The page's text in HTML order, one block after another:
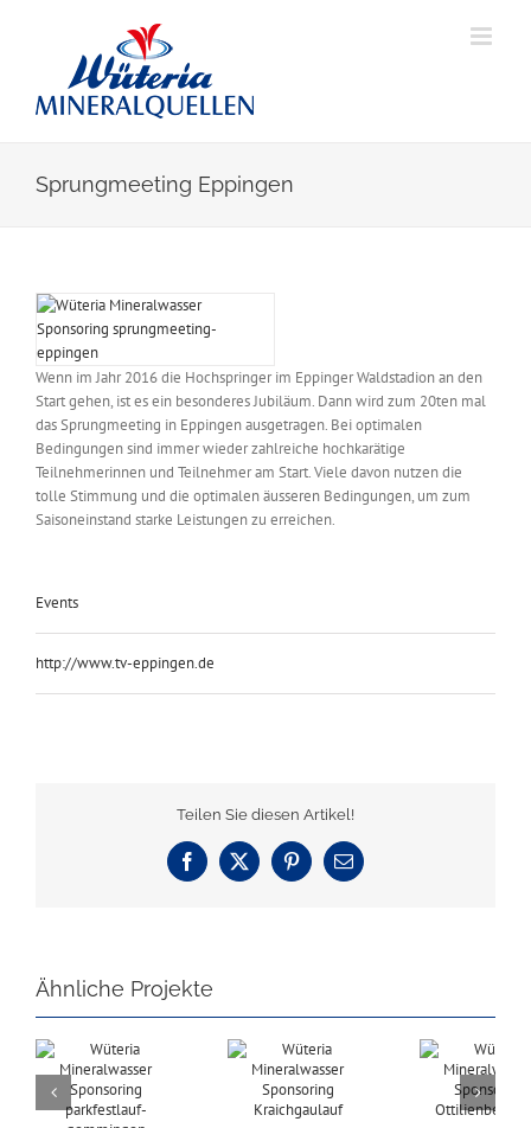
Sprungmeeting Eppingen
View
Larger
Image
Wenn im Jahr 2016 die Hochspringer im Eppinger Waldstadion an den
Start gehen, ist es ein besonderes Jubiläum. Dann wird zum 20ten mal
das Sprungmeeting in Eppingen ausgetragen. Bei optimalen
Bedingungen sind immer wieder zahlreiche hochkarätige
Teilnehmerinnen und Teilnehmer am Start. Viele davon nutzen die
tolle Stimmung und die optimalen äusseren Bedingungen, um zum
Saisoneinstand starke Leistungen zu erreichen.
Events
http://www.tv-eppingen.de
Teilen Sie diesen Artikel!
Facebook
X PinterestE-
Mail
Ähnliche Projekte